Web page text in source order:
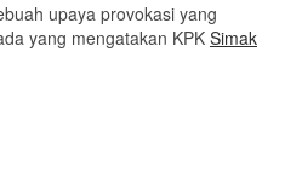
upaya provokasi yang
yang mengatakan KPK Simak